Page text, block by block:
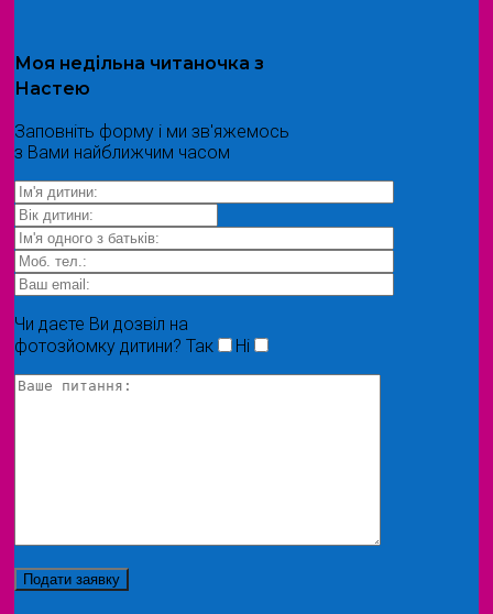
Моя недільна читаночка з
Настею
Заповніть форму і ми зв'яжемось
з Вами найближчим часом
Чи даєте Ви дозвіл на
фотозйомку дитини? Так Ні